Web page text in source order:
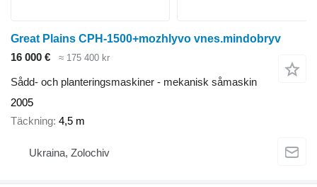
Great Plains CPH-1500+mozhlyvo vnes.mindobryv
16 000 €
≈ 175 400 kr
Sådd- och planteringsmaskiner - mekanisk såmaskin
2005
Täckning 4,5 m
Ukraina, Zolochiv